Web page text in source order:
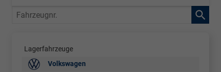
Fahrzeugnr.
Lagerfahrzeuge
Volkswagen